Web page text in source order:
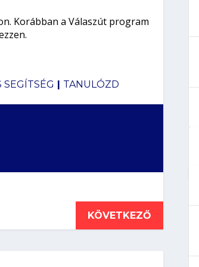
Korábban a Válaszút program
SEGÍTSÉG TANULÓZD
KÖVETKEZŐ